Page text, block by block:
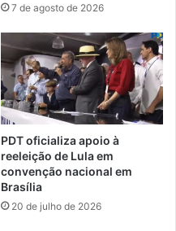
7 de agosto de 2026
PDT oficializa apoio à
reeleição de Lula em
convenção nacional em
Brasília
20 de julho de 2026